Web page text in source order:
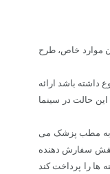
موارد خاص، طرح
باشد ارائه
حالت در سینما
به مطب پزشک می
نقش سفارش دهنده
را پرداخت کند